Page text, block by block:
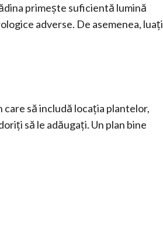
primește suficientă lumină
adverse. De asemenea, luați
care să includă locația plantelor,
să le adăugați. Un plan bine